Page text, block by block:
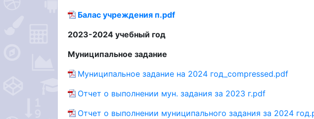
Балас учреждения п.pdf
2023-2024 учебный год
Муниципальное задание
Муниципальное задание на 2024 год_compressed.pdf
Отчет о выполнении мун. задания за 2023 г.pdf
Отчет о выполнении муниципального задания за 2024